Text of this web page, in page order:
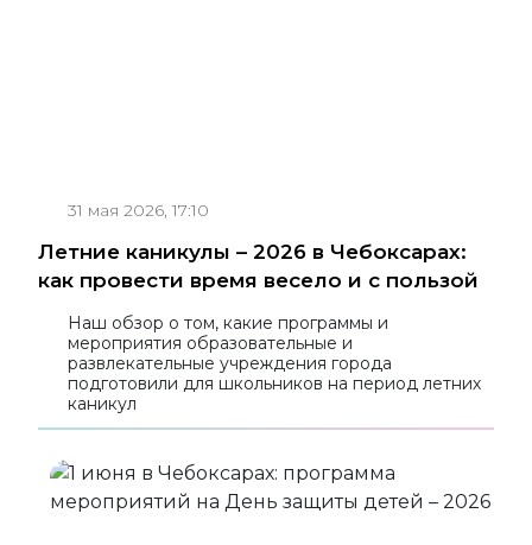
31 мая 2026, 17:10
Летние каникулы – 2026 в Чебоксарах:
как провести время весело и с пользой
Наш обзор о том, какие программы и
мероприятия образовательные и
развлекательные учреждения города
подготовили для школьников на период летних
каникул